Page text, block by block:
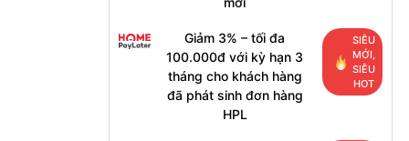
Giảm 3% – tối đa
100.000đ với kỳ hạn 3
tháng cho khách hàng
đã phát sinh đơn hàng
HPL
SIÊU
MỚI,
SIÊU
HOT